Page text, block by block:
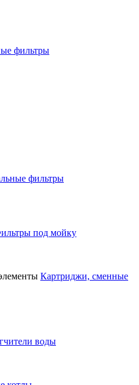
фильтры
фильтры
под мойку
Картриджи, сменные
воды